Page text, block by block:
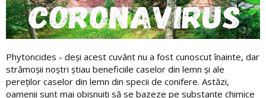
Phytoncides - deși acest cuvânt nu a fost cunoscut înainte, dar
strămoșii noștri știau beneficiile caselor din lemn și ale
pereților caselor din lemn din specii de conifere. Astăzi,
oamenii sunt mai obișnuiți să se bazeze pe substanțe chimice